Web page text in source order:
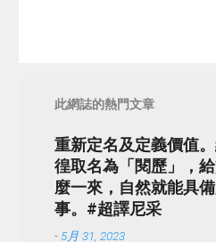
此網誌的熱門文章
重新定名及定義價值
徨取名為「閱歷」，
麼一來，自然就能具
事。#超譯尼采
- 5月 31, 2023